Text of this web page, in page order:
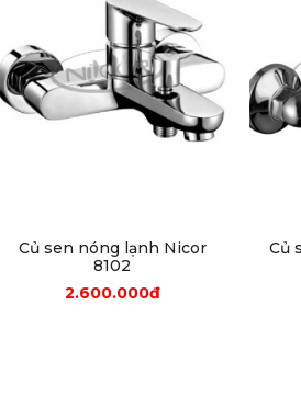
Củ sen nóng lạnh Nicor
8102
2.600.000đ
Củ